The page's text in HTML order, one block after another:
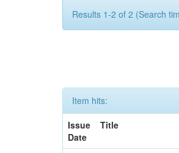
Results 1-2 of 2 (Search
Item hits:
Issue
Date
Title